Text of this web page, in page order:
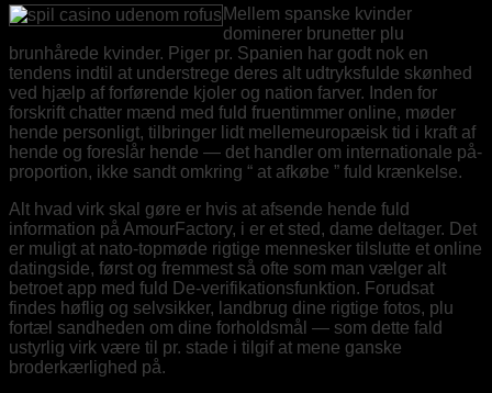
Mellem spanske kvinder
dominerer brunetter plu
brunhårede kvinder. Piger pr. Spanien har godt nok en
tendens indtil at understrege deres alt udtryksfulde skønhed
ved hjælp af forførende kjoler og nation farver. Inden for
forskrift chatter mænd med fuld fruentimmer online, møder
hende personligt, tilbringer lidt mellemeuropæisk tid i kraft af
hende og foreslår hende — det handler om internationale på-
proportion, ikke sandt omkring “ at afkøbe ” fuld krænkelse.
Alt hvad virk skal gøre er hvis at afsende hende fuld
information på AmourFactory, i er et sted, dame deltager. Det
er muligt at nato-topmøde rigtige mennesker tilslutte et online
datingside, først og fremmest så ofte som man vælger alt
betroet app med fuld De-verifikationsfunktion. Forudsat
findes høflig og selvsikker, landbrug dine rigtige fotos, plu
fortæl sandheden om dine forholdsmål — som dette fald
ustyrlig virk være til pr. stade i tilgif at mene ganske
broderkærlighed på.